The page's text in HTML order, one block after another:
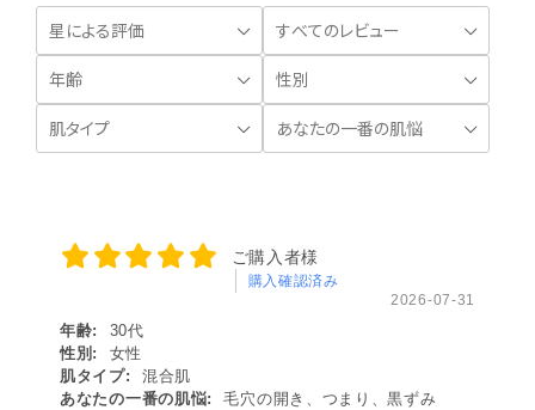
ご購入者様
購入確認済み
2026-07-31
年齢:
30代
性別:
女性
肌タイプ:
混合肌
あなたの一番の肌悩:
毛穴の開き、つまり、黒ずみ